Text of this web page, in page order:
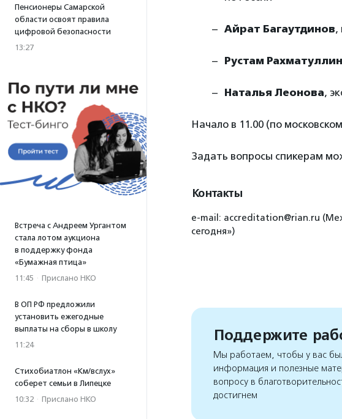
Пенсионеры Самарской
области освоят правила
цифровой безопасности
13:27
Встреча с Андреем Ургантом
стала лотом аукциона
в поддержку фонда
«Бумажная птица»
11:45 · Прислано НКО
В ОП РФ предложили
установить ежегодные
выплаты на сборы в школу
11:24
Стихобиатлон «Км/вслух»
соберет семьи в Липецке
10:32 · Прислано НКО
Айрат Багаутдинов,
Рустам Рахматуллин
Наталья Леонова,
Начало в 11.00 (по
Задать вопросы спикерам
Контакты
e-mail: accreditation@rian.ru
сегодня»)
Поддержите
Мы работаем, чтобы у вас
информация и полезные
вопросу в
достигнем